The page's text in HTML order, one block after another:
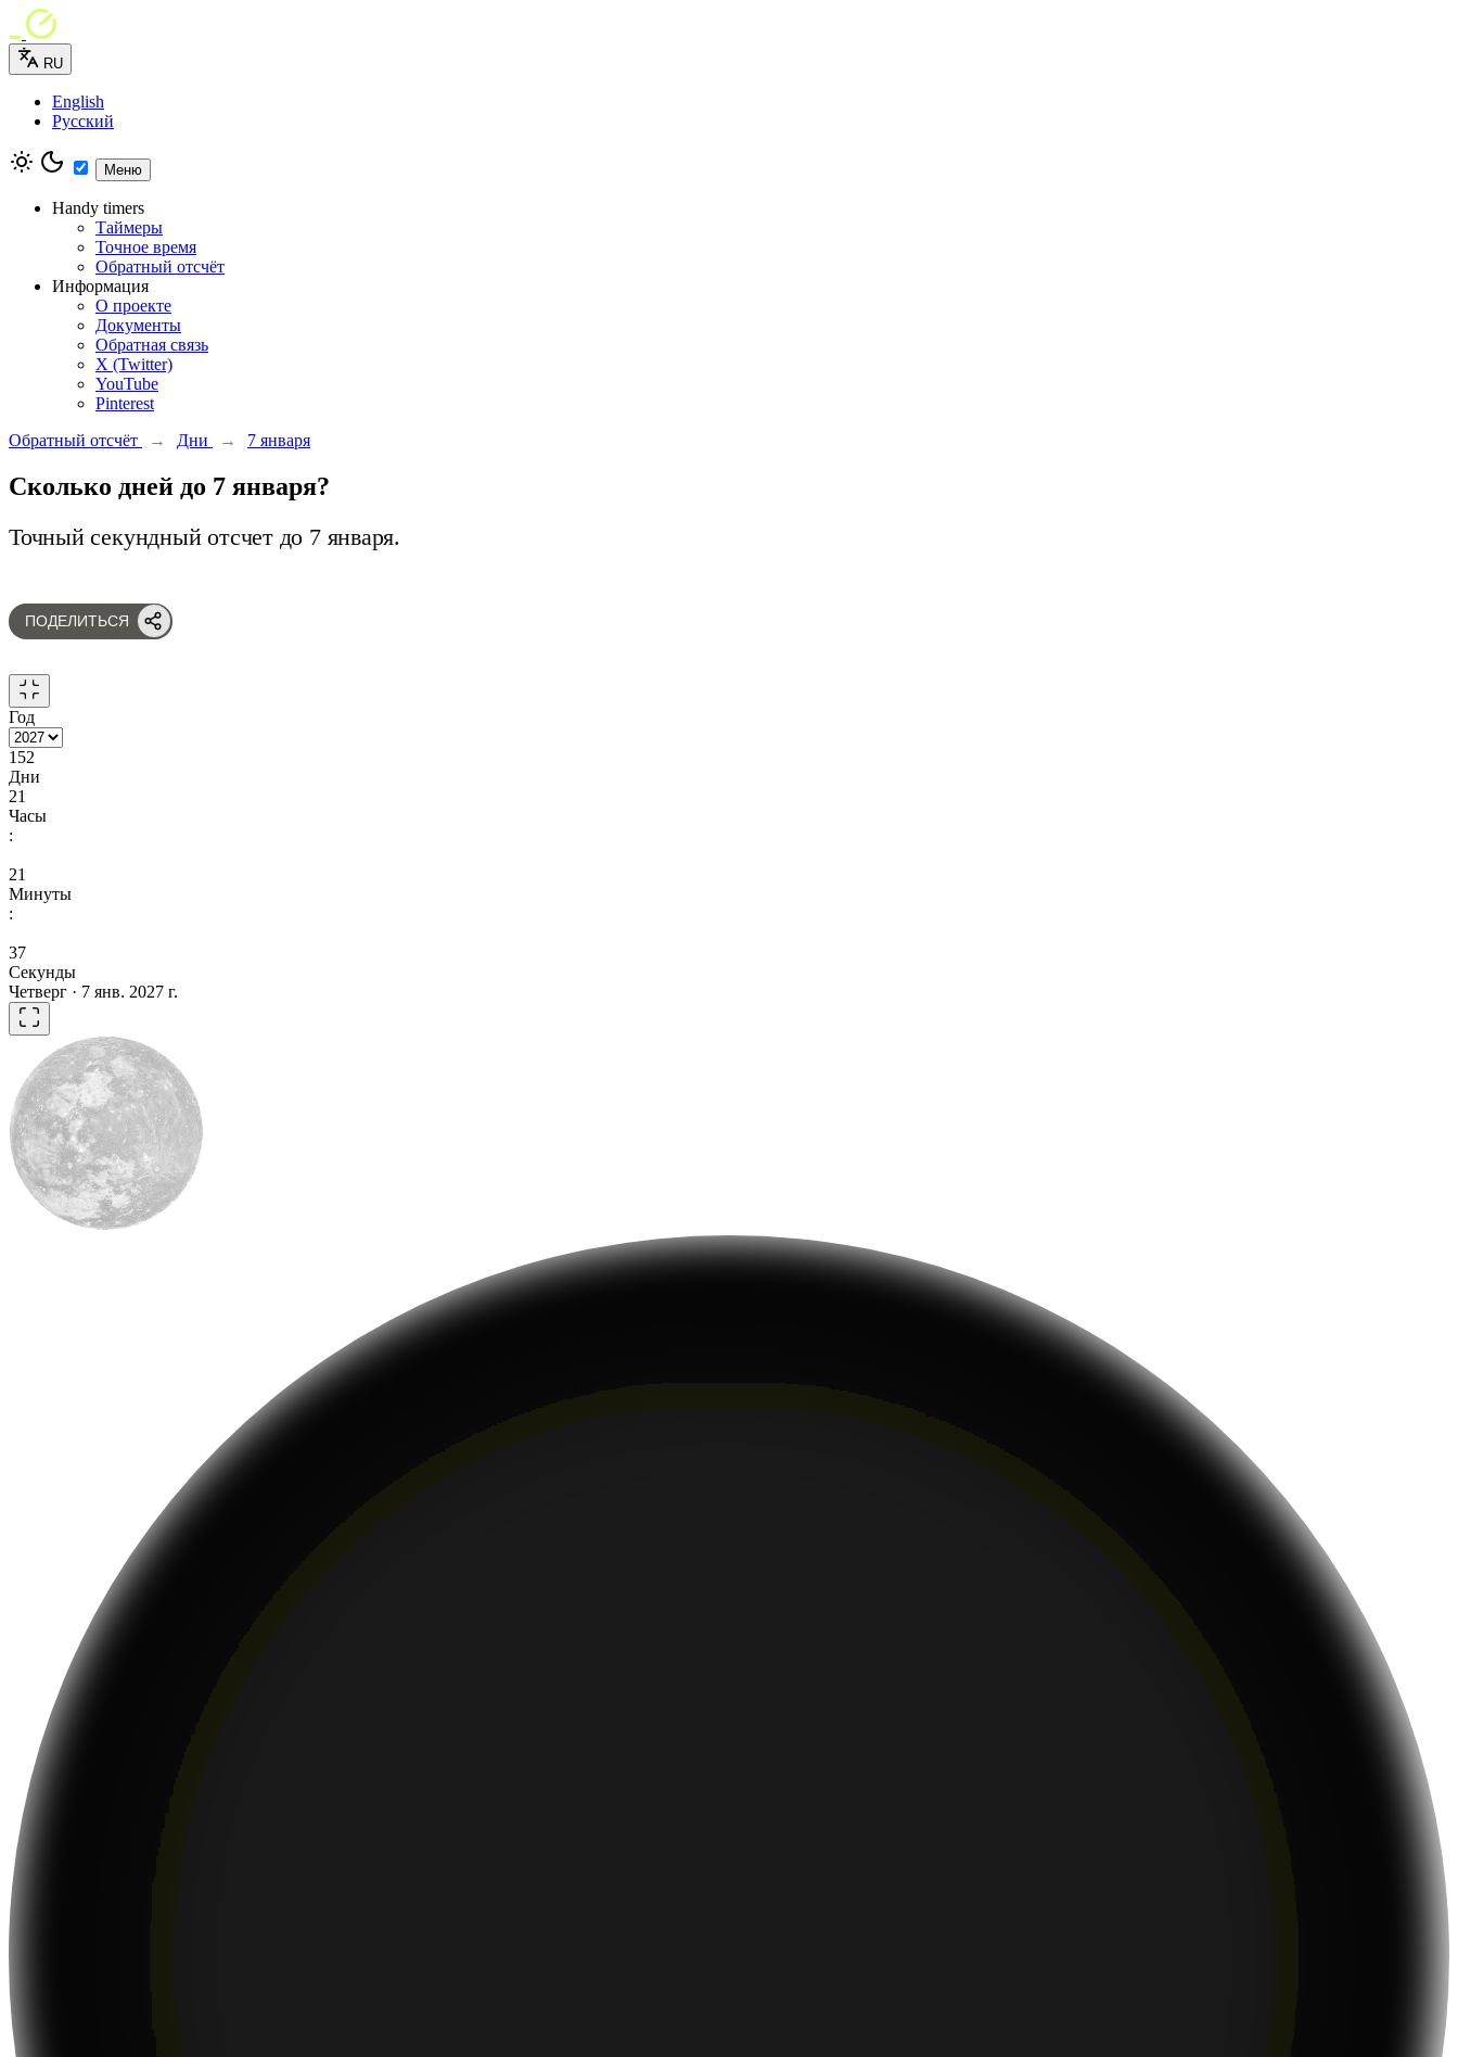
RU
English
Русский
Меню
Handy timers
Таймеры
Точное время
Обратный отсчёт
Информация
О проекте
Документы
Обратная связь
X (Twitter)
YouTube
Pinterest
Обратный отсчёт
→ Дни → 7 января
Сколько дней до 7 января?
Точный секундный отсчет до 7 января.
ПОДЕЛИТЬСЯ
Год
152
Дни
21
Часы
:
21
Минуты
:
36
Секунды
Четверг · 7 янв. 2027 г.